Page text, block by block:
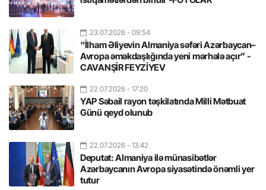
23.07.2026 - 09:54
“İlham Əliyevin Almaniya səfəri Azərbaycan–
Avropa əməkdaşlığında yeni mərhələ açır” -
CAVANŞİR FEYZİYEV
22.07.2026 - 17:20
YAP Səbail rayon təşkilatında Milli Mətbuat
Günü qeyd olunub
22.07.2026 - 13:42
Deputat: Almaniya ilə münasibətlər
Azərbaycanın Avropa siyasətində önəmli yer
tutur